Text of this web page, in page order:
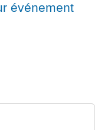
événement